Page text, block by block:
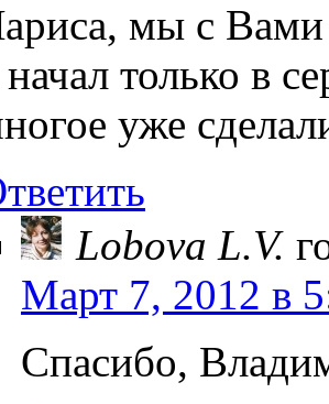
мы с Вами
начал только в
уже
Lobova L.V.
Март 7, 2012 в
Спасибо,